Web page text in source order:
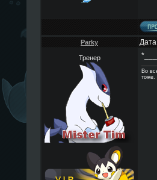
Parky
Тренер
Во
тоже.